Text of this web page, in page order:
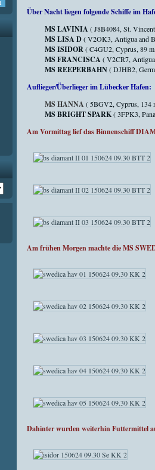
Über Nacht liegen folgende Schiffe im
MS LAVINIA ( J8B4084, St.
MS LISA D( V2OK3, Antigua and
MS ISIDOR( C4GU2, Cyprus, 89
MS FRANCISCA ( V2CR7,
MS REEPERBAHN( DJHB2,
Auflieger/Überlieger im Lübecker Hafen:
MS HANNA ( 5BGV2, Cyprus, 134
MS BRIGHT SPARK( 3FPK3,
Am Vormittag lief das Binnenschiff
Am frühen Morgen machte die MS
Dahinter wurden weiterhin Futtermittel